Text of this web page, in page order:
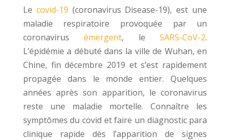
Le covid-19 (coronavirus Disease-19), est une
maladie respiratoire provoquée par un
coronavirusémergent, leSARS-CoV-2.
L’épidémie a débuté dans la ville de Wuhan, en
Chine, fin décembre 2019 et s’est rapidement
propagée dans le monde entier. Quelques
années après son apparition, le coronavirus
reste une maladie mortelle. Connaître les
symptômes du covid et faire un diagnostic para
clinique rapide dès l’apparition de signes